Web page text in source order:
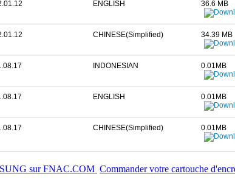
ENGLISH 36.6 MB
CHINESE(Simplified) 34.39 MB
INDONESIAN 0.01MB
ENGLISH 0.01MB
CHINESE(Simplified) 0.01MB
sur FNAC.COM Commander votre cartouche